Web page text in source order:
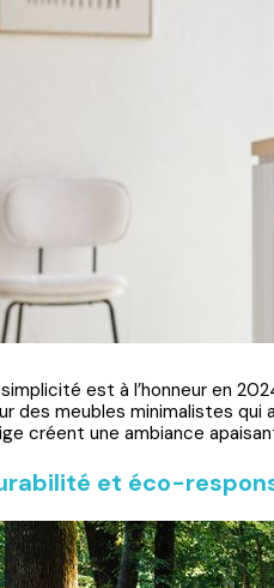
est à l’honneur en
des meubles minimalistes
créent une ambiance
et éco-